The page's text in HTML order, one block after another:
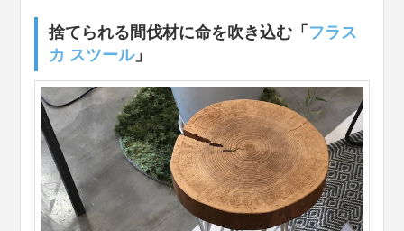
捨てられる間伐材に命を吹き込む「 フラス
カ スツール」